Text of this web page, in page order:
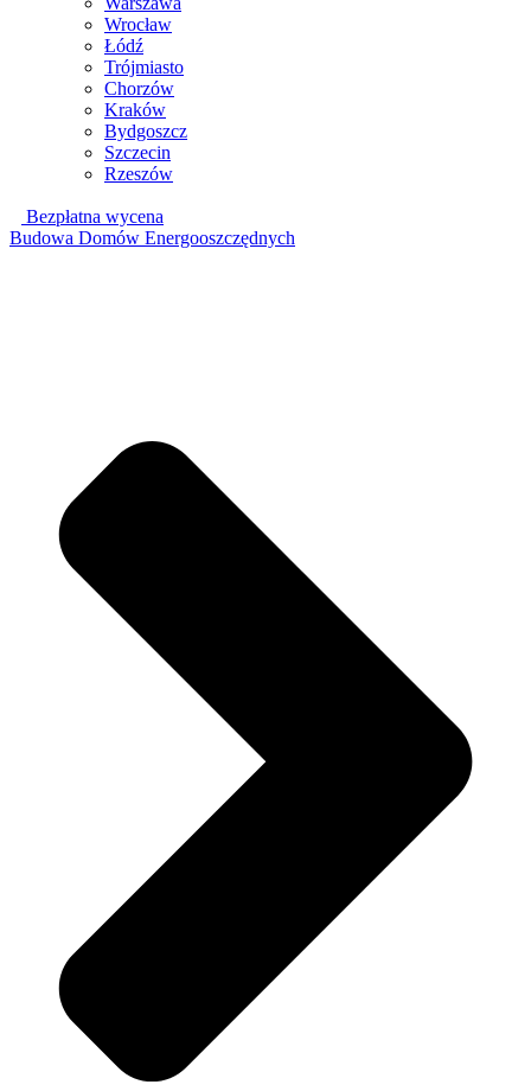
Wrocław
Łódź
Trójmiasto
Chorzów
Kraków
Bydgoszcz
Szczecin
Rzeszów
Bezpłatna wycena
Budowa Domów Energooszczędnych